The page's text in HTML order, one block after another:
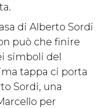
di Alberto Sordi
può che finire
simboli del
tappa ci porta
Sordi, una
per